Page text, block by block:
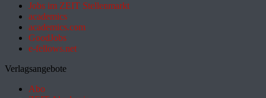
Jobs im ZEIT Stellenmarkt
academics
academics.com
GoodJobs
e-fellows.net
Verlagsangebote
Abo